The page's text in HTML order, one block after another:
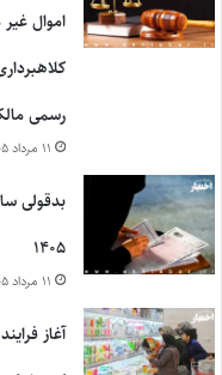
اموال
رسمی
۱۱ مرداد ۱۴۰۵
بدقولی
۱۴۰۵
۱۱ مرداد ۱۴۰۵
آغاز